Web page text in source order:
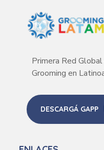
Primera Red
Grooming en
DESCARGÁ GAPP